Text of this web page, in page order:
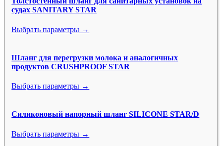
судах SANITARY STAR
Выбрать параметры →
Шланг для перегрузки молока и аналогичных
продуктов CRUSHPROOF STAR
Выбрать параметры →
Силиконовый напорный шланг SILICONE STAR/D
Выбрать параметры →